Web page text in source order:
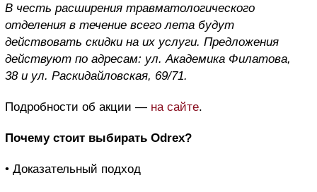
В честь расширения травматологического
отделения в течение всего лета будут
действовать скидки на их услуги. Предложения
действуют по адресам: ул. Академика Филатова,
38 и ул. Раскидайловская, 69/71.
Подробности об акции — на сайте.
Почему стоит выбирать Odrex?
• Доказательный подход